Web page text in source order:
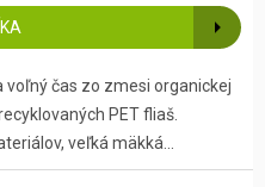
čas zo zmesi organickej
PET fliaš.
veľká mäkká...